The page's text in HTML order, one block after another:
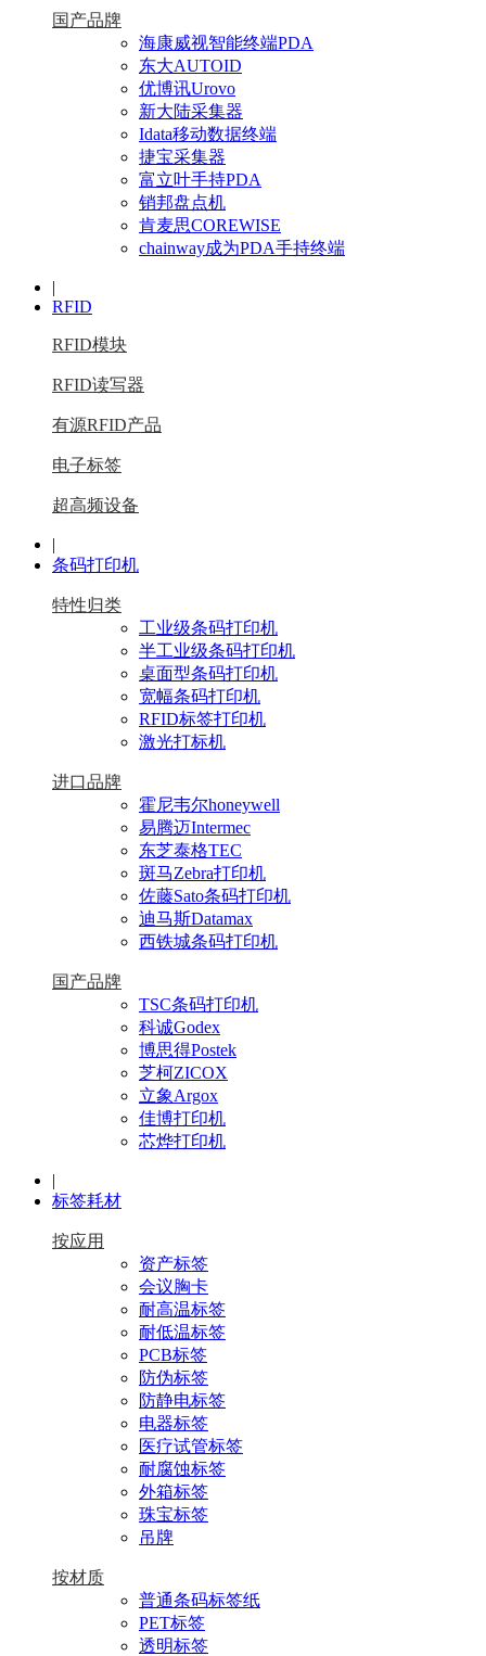
国产品牌
海康威视智能终端PDA
东大AUTOID
优博讯Urovo
新大陆采集器
Idata移动数据终端
捷宝采集器
富立叶手持PDA
销邦盘点机
肯麦思COREWISE
chainway成为PDA手持终端
|
RFID
RFID模块
RFID读写器
有源RFID产品
电子标签
超高频设备
|
条码打印机
特性归类
工业级条码打印机
半工业级条码打印机
桌面型条码打印机
宽幅条码打印机
RFID标签打印机
激光打标机
进口品牌
霍尼韦尔honeywell
易腾迈Intermec
东芝泰格TEC
斑马Zebra打印机
佐藤Sato条码打印机
迪马斯Datamax
西铁城条码打印机
国产品牌
TSC条码打印机
科诚Godex
博思得Postek
芝柯ZICOX
立象Argox
佳博打印机
芯烨打印机
|
标签耗材
按应用
资产标签
会议胸卡
耐高温标签
耐低温标签
PCB标签
防伪标签
防静电标签
电器标签
医疗试管标签
耐腐蚀标签
外箱标签
珠宝标签
吊牌
按材质
普通条码标签纸
PET标签
透明标签